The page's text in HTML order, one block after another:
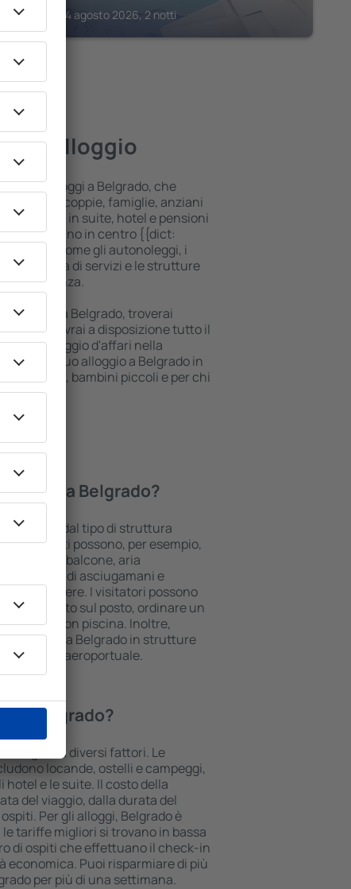
Belgrado, 14 agosto 2026, 2 notti
alloggio
di alloggi a Belgrado, che
singoli, coppie, famiglie, anziani
in suite, hotel e pensioni
e si trovano in centro {{dict:
come gli autonoleggi, i
vendita di servizi e le strutture
vacanza.
di lusso a Belgrado, troverai
istanti. Avrai a disposizione tutto il
o il tuo viaggio d'affari nella
il tuo alloggio a Belgrado in
neonati, bambini piccoli e per chi
hotel a Belgrado?
dal tipo di struttura
Gli ospiti possono, per esempio,
cottura, balcone, aria
caffè, set di asciugamani e
nelle camere. I visitatori possono
gratuito sul posto, ordinare un
un hotel con piscina. Inoltre,
alloggio a Belgrado in strutture
aeroportuale.
a Belgrado?
è legato a diversi fattori. Le
locande, ostelli e campeggi,
hotel e le suite. Il costo della
del viaggio, dalla durata del
Per gli alloggi, Belgrado è
tariffe migliori si trovano in bassa
di ospiti che effettuano il check-in
economica. Puoi risparmiare di più
per più di una settimana.